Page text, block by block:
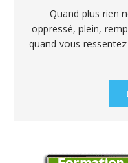
Quand plus rien
oppressé, plein,
quand vous